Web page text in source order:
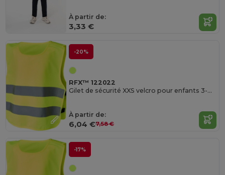
À partir de:
3,33 €
-20%
RFX™ 122022
Gilet de sécurité XXS velcro pour enfants 3-6 ans Odile RFX™
À partir de:
6,04 €7,58 €
-17%